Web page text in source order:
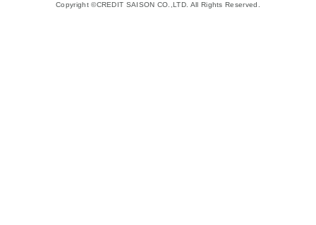
Copyright ©CREDIT SAISON CO.,LTD. All Rights Reserved.